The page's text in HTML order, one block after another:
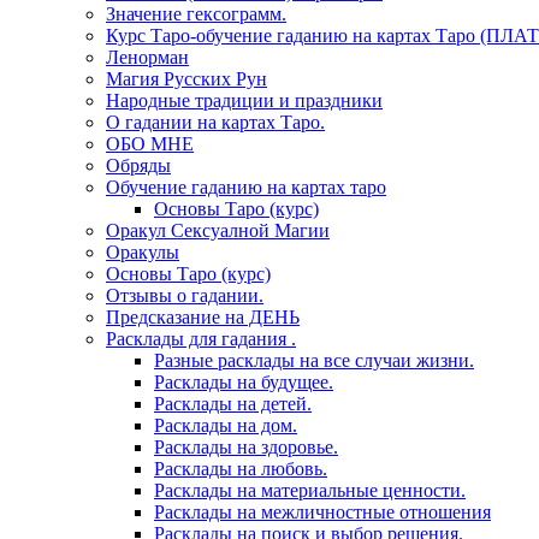
Значение гексограмм.
Курс Таро-обучение гаданию на картах Таро
Ленорман
Магия Русских Рун
Народные традиции и праздники
О гадании на картах Таро.
ОБО МНЕ
Обряды
Обучение гаданию на картах таро
Основы Таро (курс)
Оракул Сексуалной Магии
Оракулы
Основы Таро (курс)
Отзывы о гадании.
Предсказание на ДЕНЬ
Расклады для гадания .
Разные расклады на все случаи жизни.
Расклады на будущее.
Расклады на детей.
Расклады на дом.
Расклады на здоровье.
Расклады на любовь.
Расклады на материальные ценности.
Расклады на межличностные отношения
Расклады на поиск и выбор решения.